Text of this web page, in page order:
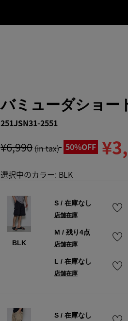
バミューダショー
251JSN31-2551
¥6,990(in tax) 50%OFF
選択中のカラー: BLK
BLK
S/ 在庫なし
店舗在庫
M / 残り4点
店舗在庫
L / 在庫なし
店舗在庫
S/ 在庫なし